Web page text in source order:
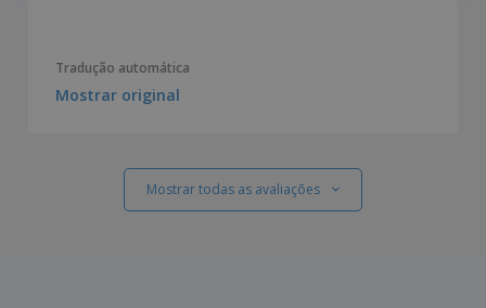
Tradução automática
Mostrar original
Mostrar todas as avaliações